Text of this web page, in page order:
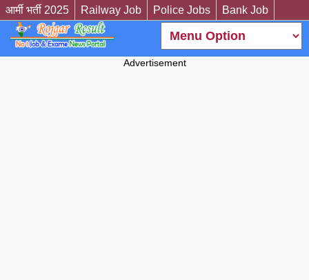
आर्मी भर्ती 2025 Railway Job Police Jobs Bank Job
Advertisement